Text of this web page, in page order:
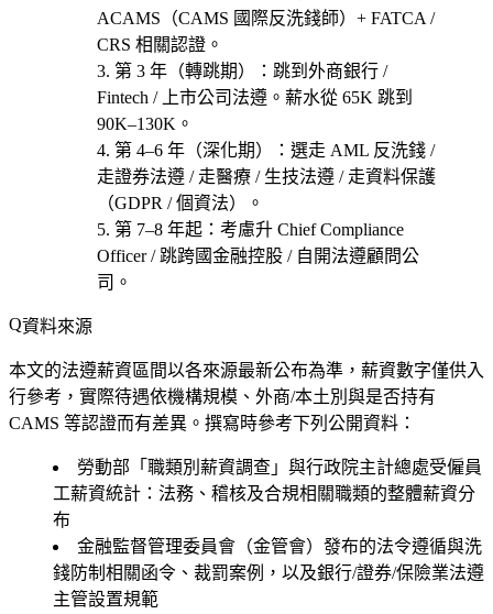
ACAMS（CAMS 國際反洗錢師）+ FATCA /
CRS 相關認證。
第 3 年（轉跳期）
：跳到 外商銀行 /
Fintech / 上市公司法遵 。薪水從 65K 跳到
90K–130K。
第 4–6 年（深化期）
：選走 AML 反洗錢 /
走證券法遵 / 走醫療 / 生技法遵 / 走資料保護
（GDPR / 個資法）
。
第 7–8 年起 ：考慮升 Chief Compliance
Officer / 跳跨國金融控股 / 自開法遵顧問公
司 。
資料來源
本文的法遵薪資區間以各來源最新公布為準，薪資數字僅供入
行參考，實際待遇依機構規模、外商/本土別與是否持有
CAMS 等認證而有差異。撰寫時參考下列公開資料：
勞動部「職類別薪資調查」與行政院主計總處受僱員
工薪資統計：法務、稽核及合規相關職類的整體薪資分
布
金融監督管理委員會（金管會）發布的法令遵循與洗
錢防制相關函令、裁罰案例，以及銀行/證券/保險業法遵
主管設置規範